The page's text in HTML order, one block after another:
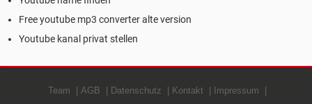
Free youtube mp3 converter alte version
Youtube kanal privat stellen
Team AGB Datenschutz Kontakt Impressum